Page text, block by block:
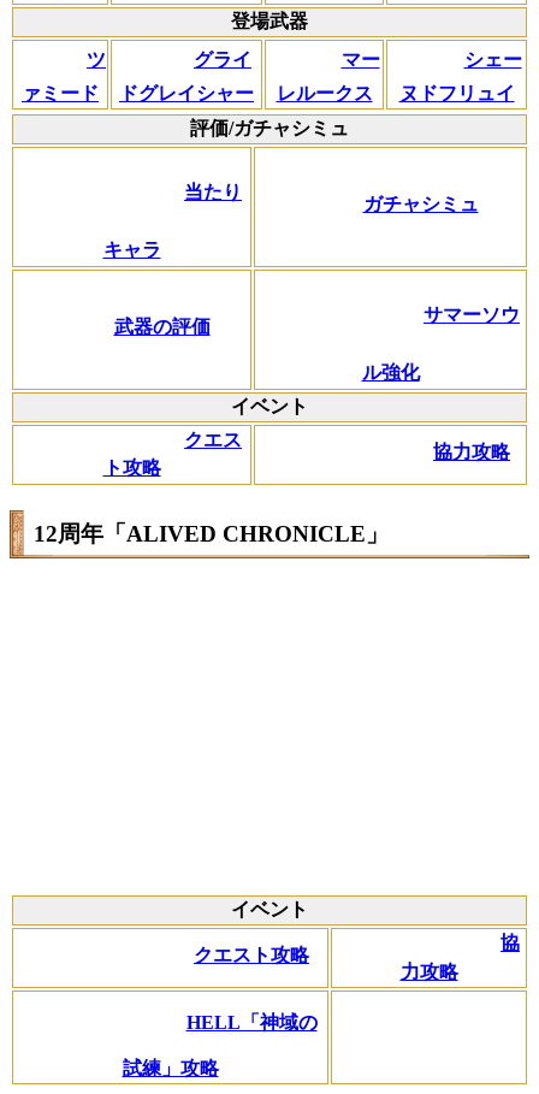
登場武器
ツ
ァミード
グライ
ドグレイシャー
マー
レルークス
シェー
ヌドフリュイ
評価/ガチャシミュ
当たり
キャラ
ガチャシミュ
武器の評価
サマーソウ
ル強化
イベント
クエス
ト攻略
協力攻略
12周年「ALIVED CHRONICLE」
イベント
クエスト攻略
協
力攻略
HELL「神域の
試練」攻略